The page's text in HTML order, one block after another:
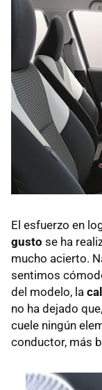
El esfuerzo en
gusto se ha
mucho acierto.
sentimos
del modelo, la
no ha dejado
cuele ningún
conductor, más